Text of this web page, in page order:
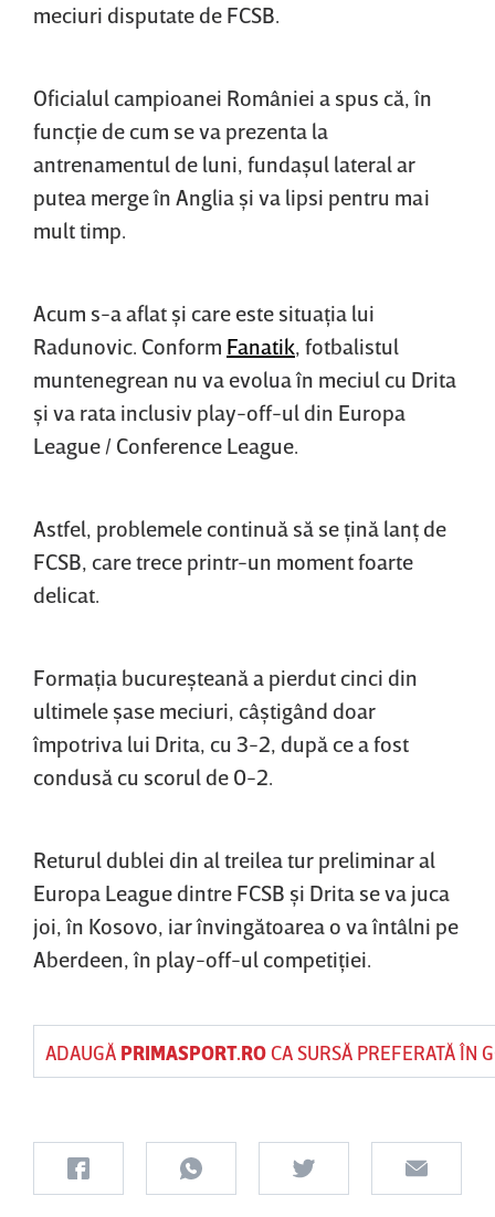
meciuri disputate de FCSB.
Oficialul campioanei României a spus că, în
funcţie de cum se va prezenta la
antrenamentul de luni, fundaşul lateral ar
putea merge în Anglia şi va lipsi pentru mai
mult timp.
Acum s-a aflat şi care este situaţia lui
Radunovic. Conform Fanatik, fotbalistul
muntenegrean nu va evolua în meciul cu Drita
şi va rata inclusiv play-off-ul din Europa
League / Conference League.
Astfel, problemele continuă să se ţină lanţ de
FCSB, care trece printr-un moment foarte
delicat.
Formaţia bucureşteană a pierdut cinci din
ultimele şase meciuri, câştigând doar
împotriva lui Drita, cu 3-2, după ce a fost
condusă cu scorul de 0-2.
Returul dublei din al treilea tur preliminar al
Europa League dintre FCSB şi Drita se va juca
joi, în Kosovo, iar învingătoarea o va întâlni pe
Aberdeen, în play-off-ul competiţiei.
ADAUGĂ PRIMASPORT.ROCA SURSĂ PREFERATĂ ÎN